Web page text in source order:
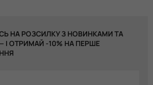
НА РОЗСИЛКУ З НОВИНКАМИ ТА
І ОТРИМАЙ -10% НА ПЕРШЕ